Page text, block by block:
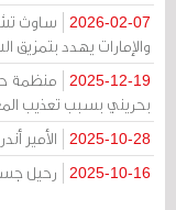
2026-02-07
ساوث
والإمارات يهدد بتمزيق
2025-12-19
منظمة
بحريني بسبب تعذيب
2025-10-28 الأمير
2025-10-16 رحيل